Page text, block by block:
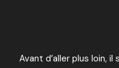
Avant d’aller plus loin,